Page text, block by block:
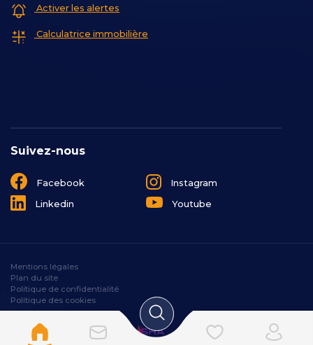
Suivez-nous
Facebook
Instagram
Linkedin
Youtube
Activer les alertes
Calculatrice immobilière
Mentions légales
Plan du site
Politique de confidentialité
Politique des cookies
Designé et développé par